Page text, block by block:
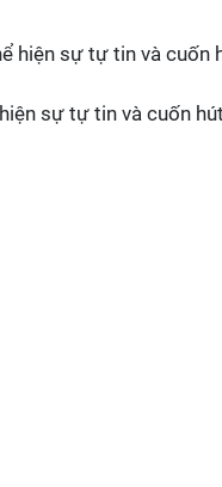
sự tự tin và cuốn